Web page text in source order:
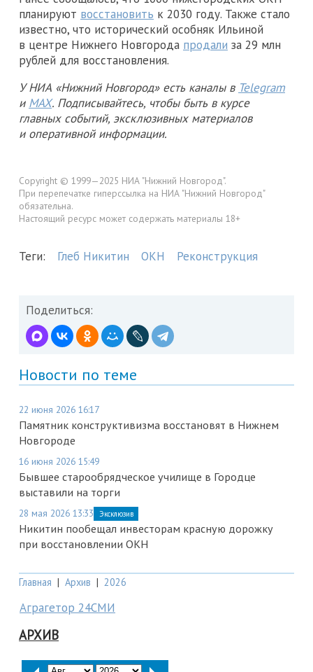
планируют восстановить к 2030 году. Также стало
известно, что исторический особняк Ильиной
в центре Нижнего Новгорода продали за 29 млн
рублей для восстановления.
У НИА «Нижний Новгород» есть каналы в Telegram
и MAX. Подписывайтесь, чтобы быть в курсе
главных событий, эксклюзивных материалов
и оперативной информации.
Copyright © 1999—2025 НИА "Нижний Новгород".
При перепечатке гиперссылка на НИА "Нижний Новгород"
обязательна.
Настоящий ресурс может содержать материалы 18+
Теги: Глеб Никитин ОКН Реконструкция
Поделиться:
Новости по теме
22 июня 2026 16:17
Памятник конструктивизма восстановят в Нижнем
Новгороде
16 июня 2026 15:49
Бывшее старообрядческое училище в Городце
выставили на торги
28 мая 2026 13:33 Эксклюзив
Никитин пообещал инвесторам красную дорожку
при восстановлении ОКН
Главная | Архив | 2026
Аграгетор 24СМИ
АРХИВ